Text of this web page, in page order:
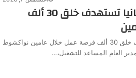
ولد النجاشي: موريتانيا تستهدف خلق 30 ألف
ولد النجاشي: موريتانيا تستهدف خلق 30 ألف فرصة عمل خلال عامين نواكشوط
العام المساعد للتشغيل،…